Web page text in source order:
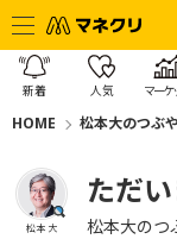
新着 人気 マーケ
HOME 松本大のつぶ
松本 大
ただい
松本大のつ